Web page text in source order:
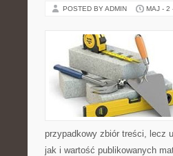
POSTED BY ADMIN MAJ - 2
przypadkowy zbiór treści, lecz
jak i wartość publikowanych